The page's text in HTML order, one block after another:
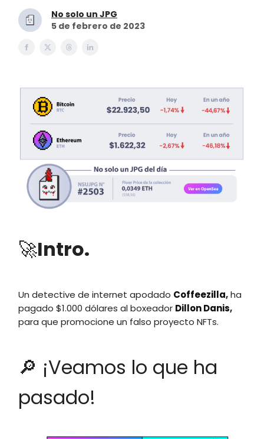
No solo un JPG
5 de febrero de 2023
🚀Intro.
Un detective de internet apodado Coffeezilla,ha
pagado $1.000 dólares al boxeador Dillon Danis,
para que promocione un falso proyecto NFTs.
🔎 ¡Veamos lo que ha
pasado!